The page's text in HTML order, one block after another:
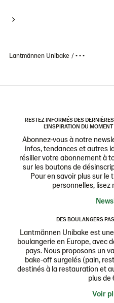
Lantmännen Unibake • • •
RESTEZ INFORMÉS DES
L'INSPIRATION DU MOMENT
Abonnez-vous à notre
infos, tendances et autres
résilier votre abonnement à
sur les boutons de
Pour en savoir plus sur
personnelles, lisez
DES BOULANGERS
Lantmännen Unibake est
boulangerie en Europe, avec
pays. Nous proposons un
bake-off surgelés (pain,
destinés à la restauration et
plus de
Voir